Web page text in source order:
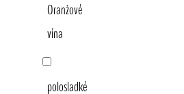
Oranžové
vína
polosladké